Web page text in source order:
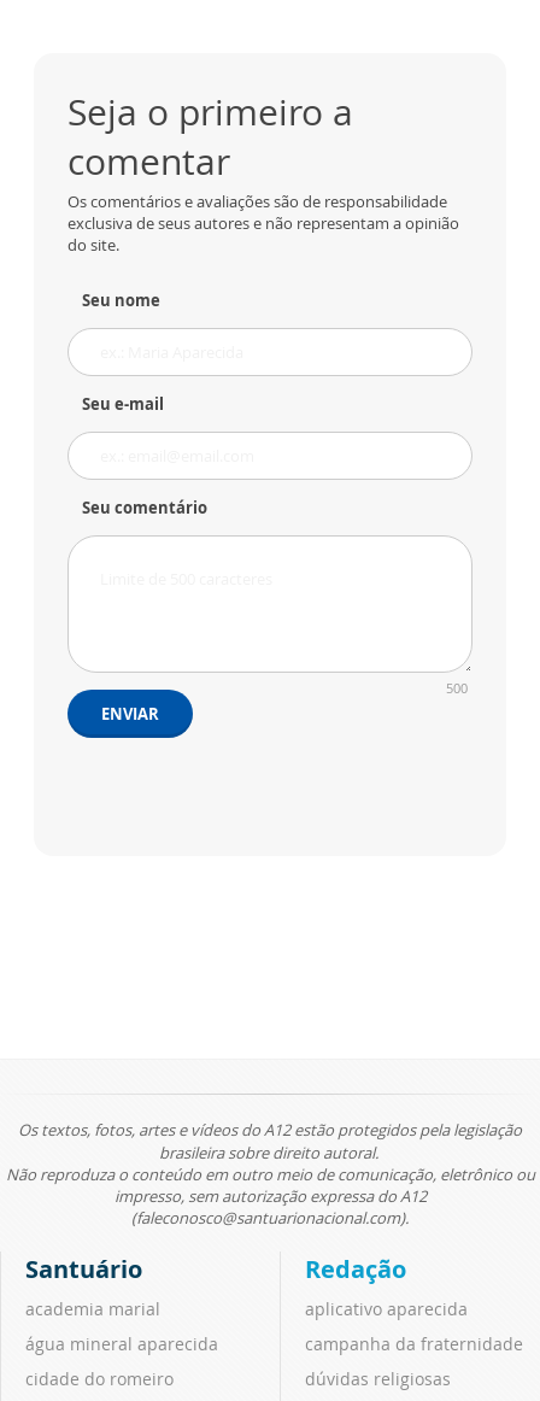
Seja o primeiro a
comentar
Os comentários e avaliações são de responsabilidade
exclusiva de seus autores e não representam a opinião
do site.
Seu nome
Seu e-mail
Seu comentário
500
ENVIAR
Os textos, fotos, artes e vídeos do A12 estão protegidos pela legislação
brasileira sobre direito autoral.
Não reproduza o conteúdo em outro meio de comunicação, eletrônico ou
impresso, sem autorização expressa do A12
(faleconosco@santuarionacional.com).
Santuário
academia marial
água mineral aparecida
cidade do romeiro
Redação
aplicativo aparecida
campanha da fraternidade
dúvidas religiosas